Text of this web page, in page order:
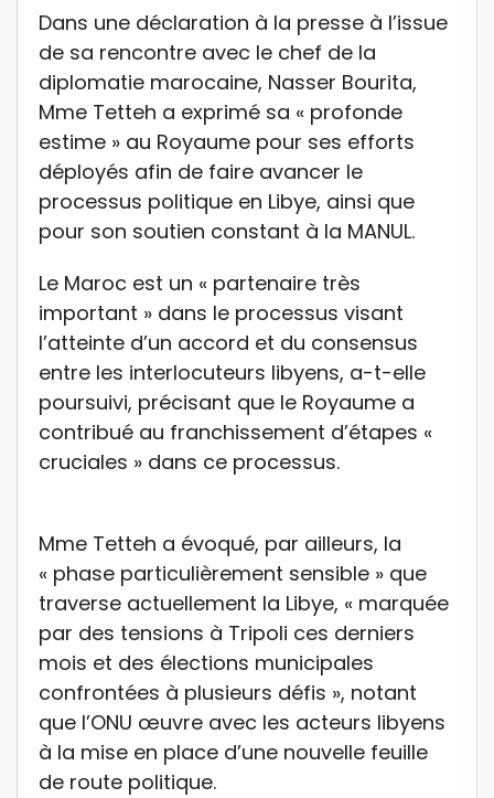
Dans une déclaration à la presse à l’issue
de sa rencontre avec le chef de la
diplomatie marocaine, Nasser Bourita,
Mme Tetteh a exprimé sa « profonde
estime » au Royaume pour ses efforts
déployés afin de faire avancer le
processus politique en Libye, ainsi que
pour son soutien constant à la MANUL.
Le Maroc est un « partenaire très
important » dans le processus visant
l’atteinte d’un accord et du consensus
entre les interlocuteurs libyens, a-t-elle
poursuivi, précisant que le Royaume a
contribué au franchissement d’étapes «
cruciales » dans ce processus.
Mme Tetteh a évoqué, par ailleurs, la
« phase particulièrement sensible » que
traverse actuellement la Libye, « marquée
par des tensions à Tripoli ces derniers
mois et des élections municipales
confrontées à plusieurs défis », notant
que l’ONU œuvre avec les acteurs libyens
à la mise en place d’une nouvelle feuille
de route politique.